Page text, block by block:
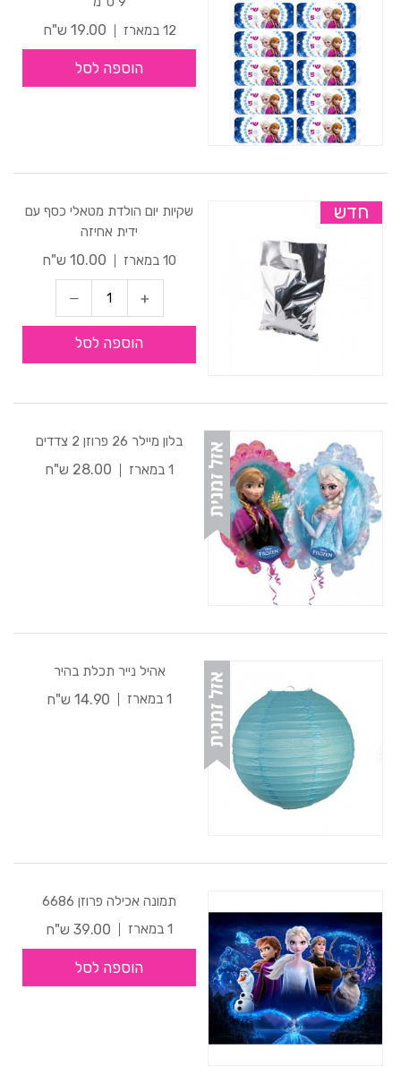
12 במארז
19.00 ש"ח
הוספה לסל
חדש
שקיות יום הולדת מטאלי כסף עם
ידית אחיזה
10 במארז
10.00 ש"ח
הוספה לסל
בלון מיילר 26 פרוזן 2 צדדים
1 במארז
28.00 ש"ח
אהיל נייר תכלת בהיר
1 במארז
14.90 ש"ח
תמונה אכילה פרוזן 6686
1 במארז
39.00 ש"ח
הוספה לסל